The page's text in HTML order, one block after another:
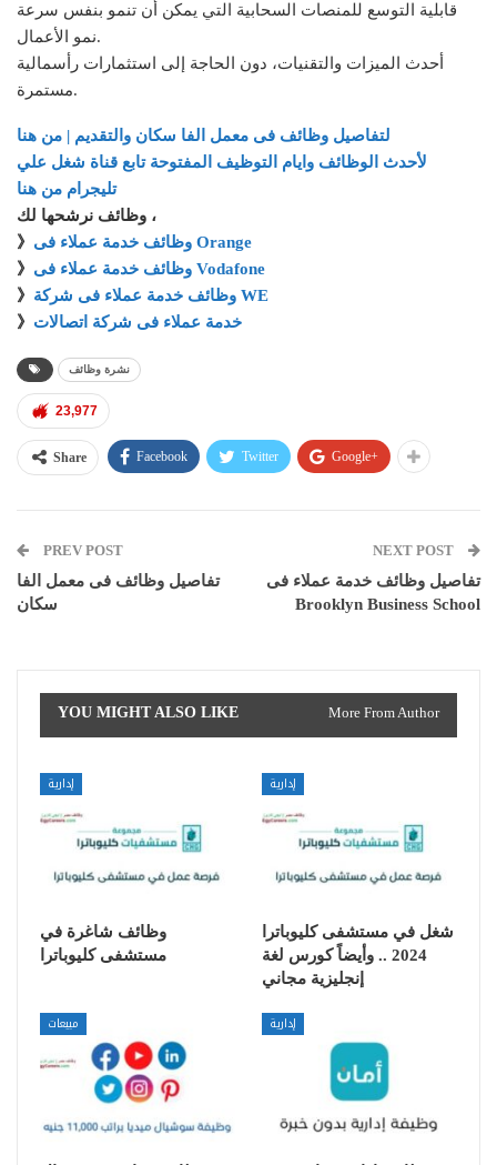
قابلية التوسع للمنصات السحابية التي يمكن أن تنمو بنفس سرعة
نمو الأعمال.
أحدث الميزات والتقنيات، دون الحاجة إلى استثمارات رأسمالية
مستمرة.
لتفاصيل وظائف فى معمل الفا سكان والتقديم | من هنا
لأحدث الوظائف وايام التوظيف المفتوحة تابع قناة شغل علي
تليجرام من هنا
وظائف نرشحها لك ،
》
وظائف خدمة عملاء فى Orange
》
وظائف خدمة عملاء فى Vodafone
》
وظائف خدمة عملاء فى شركة WE
》 خدمة عملاء فى شركة اتصالات
نشرة وظائف
23,977
Share Facebook Twitter Google+
PREV POST
تفاصيل وظائف فى معمل الفا
سكان
NEXT POST
تفاصيل وظائف خدمة عملاء فى
Brooklyn Business School
YOU MIGHT ALSO LIKE More From Author
إدارية
وظائف شاغرة في
مستشفى كليوباترا
إدارية
شغل في مستشفى كليوباترا
2024 .. وأيضاً كورس لغة
إنجليزية مجاني
مبيعات إدارية